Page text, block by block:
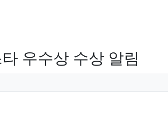
우수상 수상 알림